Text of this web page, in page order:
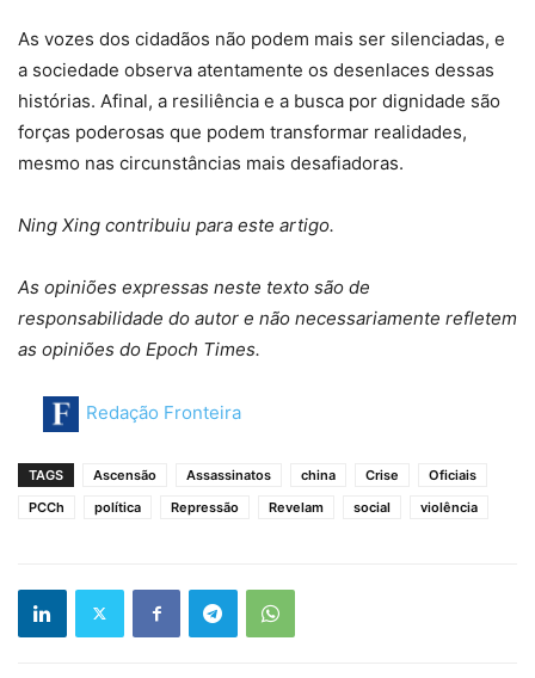
As vozes dos cidadãos não podem mais ser silenciadas, e
a sociedade observa atentamente os desenlaces dessas
histórias. Afinal, a resiliência e a busca por dignidade são
forças poderosas que podem transformar realidades,
mesmo nas circunstâncias mais desafiadoras.
Ning Xing contribuiu para este artigo.
As opiniões expressas neste texto são de
responsabilidade do autor e não necessariamente refletem
as opiniões do Epoch Times.
Redação Fronteira
TAGS Ascensão Assassinatos china Crise
Oficiais
PCCh
política Repressão Revelam social violência